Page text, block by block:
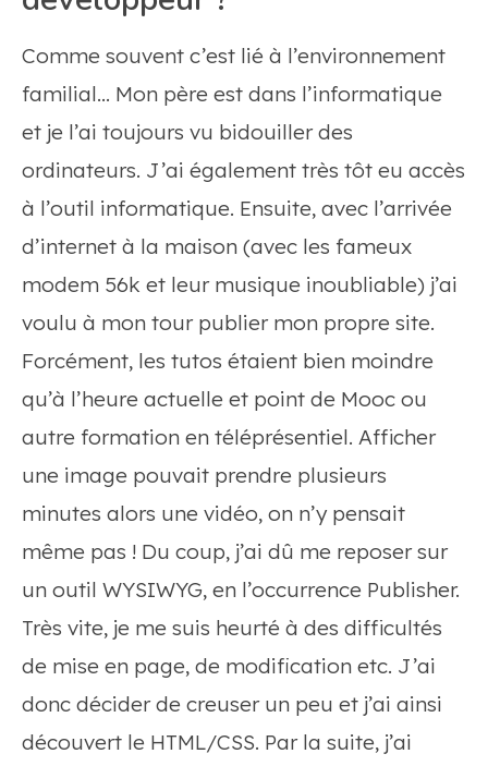
Comme souvent c’est lié à l’environnement
familial… Mon père est dans l’informatique
et je l’ai toujours vu bidouiller des
ordinateurs. J’ai également très tôt eu accès
à l’outil informatique. Ensuite, avec l’arrivée
d’internet à la maison (avec les fameux
modem 56k et leur musique inoubliable) j’ai
voulu à mon tour publier mon propre site.
Forcément, les tutos étaient bien moindre
qu’à l’heure actuelle et point de Mooc ou
autre formation en téléprésentiel. Afficher
une image pouvait prendre plusieurs
minutes alors une vidéo, on n’y pensait
même pas ! Du coup, j’ai dû me reposer sur
un outil WYSIWYG, en l’occurrence Publisher.
Très vite, je me suis heurté à des difficultés
de mise en page, de modification etc. J’ai
donc décider de creuser un peu et j’ai ainsi
découvert le HTML/CSS. Par la suite, j’ai